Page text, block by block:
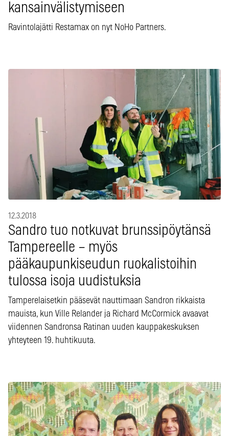
kansainvälistymiseen
Ravintolajätti Restamax on nyt NoHo Partners.
12.3.2018
Sandro tuo notkuvat brunssipöytänsä
Tampereelle – myös
pääkaupunkiseudun ruokalistoihin
tulossa isoja uudistuksia
Tamperelaisetkin pääsevät nauttimaan Sandron rikkaista
mauista, kun Ville Relander ja Richard McCormick avaavat
viidennen Sandronsa Ratinan uuden kauppakeskuksen
yhteyteen 19. huhtikuuta.